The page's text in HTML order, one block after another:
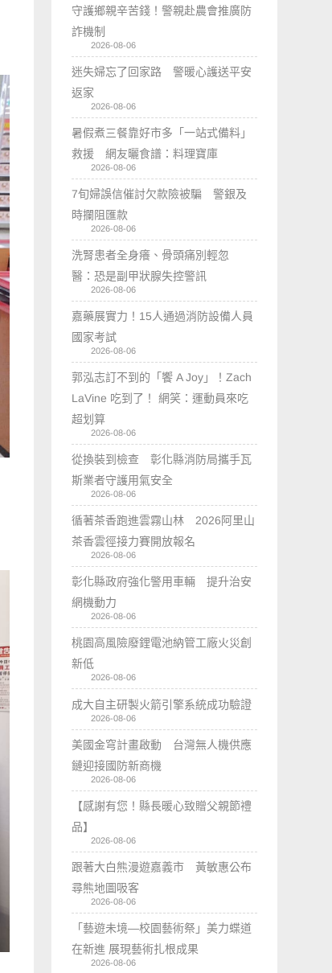
守護鄉親辛苦錢！警親赴農會推廣防
詐機制
2026-08-06
迷失婦忘了回家路 警暖心護送平安
返家
2026-08-06
暑假煮三餐靠好市多「一站式備料」
救援 網友曬食譜：料理寶庫
2026-08-06
7旬婦誤信催討欠款險被騙 警銀及
時攔阻匯款
2026-08-06
洗腎患者全身癢、骨頭痛別輕忽
醫：恐是副甲狀腺失控警訊
2026-08-06
嘉藥展實力！15人通過消防設備人員
國家考試
2026-08-06
郭泓志訂不到的「饗 A Joy」！Zach
LaVine 吃到了！ 網笑：運動員來吃
超划算
2026-08-06
從換裝到檢查 彰化縣消防局攜手瓦
斯業者守護用氣安全
2026-08-06
循著茶香跑進雲霧山林 2026阿里山
茶香雲徑接力賽開放報名
2026-08-06
彰化縣政府強化警用車輛 提升治安
網機動力
2026-08-06
桃園高風險廢鋰電池納管工廠火災創
新低
2026-08-06
成大自主研製火箭引擎系統成功驗證
2026-08-06
美國金穹計畫啟動 台灣無人機供應
鏈迎接國防新商機
2026-08-06
【感謝有您！縣長暖心致贈父親節禮
品】
2026-08-06
跟著大白熊漫遊嘉義市 黃敏惠公布
尋熊地圖吸客
2026-08-06
「藝遊未境—校園藝術祭」美力蝶道
在新進 展現藝術扎根成果
2026-08-06